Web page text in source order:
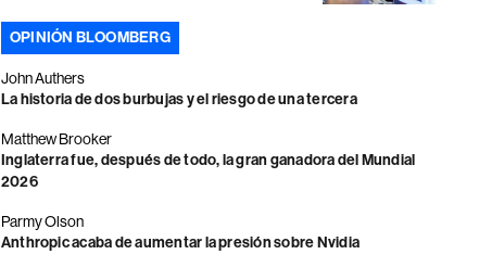
OPINIÓN BLOOMBERG
John Authers
La historia de dos burbujas y el riesgo de una tercera
Matthew Brooker
Inglaterra fue, después de todo, la gran ganadora del Mundial
2026
Parmy Olson
Anthropic acaba de aumentar la presión sobre Nvidia